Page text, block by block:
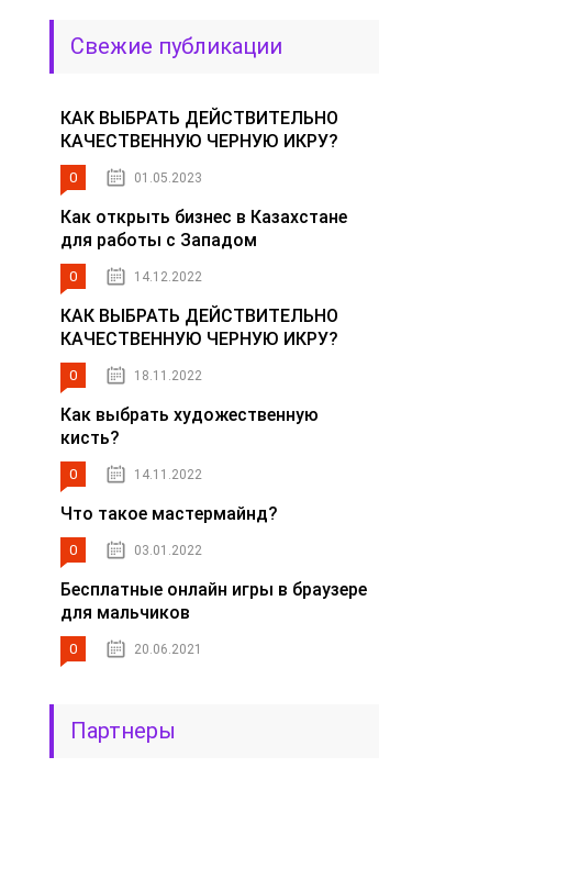
Свежие публикации
КАК ВЫБРАТЬ ДЕЙСТВИТЕЛЬНО
КАЧЕСТВЕННУЮ ЧЕРНУЮ ИКРУ?
0 01.05.2023
Как открыть бизнес в Казахстане
для работы с Западом
0 14.12.2022
КАК ВЫБРАТЬ ДЕЙСТВИТЕЛЬНО
КАЧЕСТВЕННУЮ ЧЕРНУЮ ИКРУ?
0 18.11.2022
Как выбрать художественную
кисть?
0 14.11.2022
Что такое мастермайнд?
0 03.01.2022
Бесплатные онлайн игры в браузере
для мальчиков
0 20.06.2021
Партнеры